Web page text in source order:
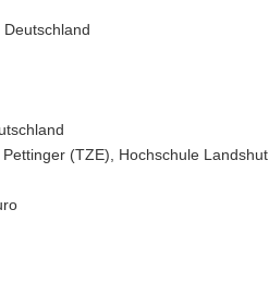
Deutschland
(TZE), Hochschule Landshut